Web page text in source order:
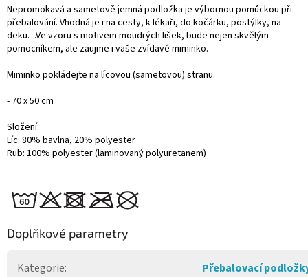
Nepromokavá a sametově jemná podložka je výbornou pomůckou při
přebalování. Vhodná je i na cesty, k lékaři, do kočárku, postýlky, na
deku…Ve vzoru s motivem moudrých lišek, bude nejen skvělým
pomocníkem, ale zaujme i vaše zvídavé miminko.
Miminko pokládejte na lícovou (sametovou) stranu.
- 70 x 50 cm
Složení:
Líc: 80% bavlna, 20% polyester
Rub: 100% polyester (laminovaný polyuretanem)
Doplňkové parametry
Kategorie:
Přebalovací